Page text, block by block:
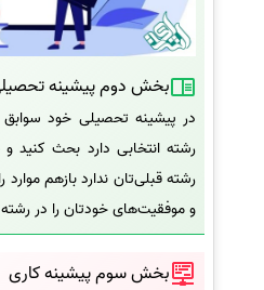
بخش دوم پیشینه
در پیشینه تحصیلی خود سوابق
رشته انتخابی دارد بحث کنید و
رشته قبلی‌تان ندارد بازهم موارد
و موفقیت‌های خودتان را در
بخش سوم پیشینه کاری